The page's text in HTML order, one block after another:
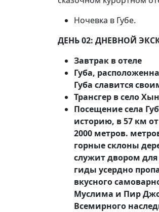
Ночевка в Губе.
ДЕНЬ 02: ДНЕВНОЙ
Завтрак в отеле
Губа,
Губа славится
Трансгер в село
Посещение села
историю, в 57 км
2000 метров.
горные склоны
служит двором
гиды усердно
вкусного
Муслима и Пир
Всемирного